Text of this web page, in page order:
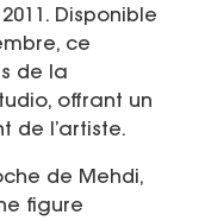
Disponible
ce
de la
offrant un
de l’artiste.
de Mehdi,
figure